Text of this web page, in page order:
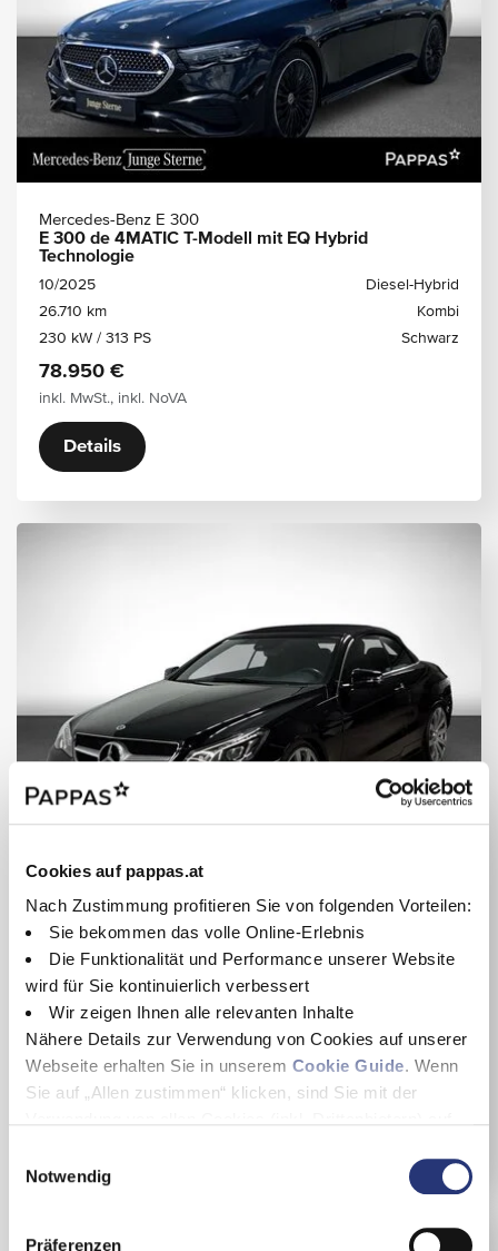
Cookies auf pappas.at
Nach Zustimmung profitieren Sie von folgenden Vorteilen:
Sie bekommen das volle Online-Erlebnis
Die Funktionalität und Performance unserer Website
wird für Sie kontinuierlich verbessert
Wir zeigen Ihnen alle relevanten Inhalte
Nähere Details zur Verwendung von Cookies auf unserer
Webseite erhalten Sie in unserem Cookie Guide. Wenn
Sie auf „Allen zustimmen“ klicken, sind Sie mit der
diese Webseite auch in Zukunft zu verbessern und
Wenn Sie nur einzelne Cookies erlauben wollen, können
Notwendig
Präferenzen
Mercedes-Benz E 300
E 300 de 4MATIC T-Modell mit EQ Hybrid
Technologie
10/2025
Diesel-Hybrid
26.710 km
Kombi
230 kW / 313 PS
Schwarz
78.950 €
inkl. MwSt., inkl. NoVA
Details
Mercedes-Benz E 200
09/2013
Benzin
79.500 km
135 kW / 184 PS
24.990 €
inkl. MwSt., inkl. NoVA